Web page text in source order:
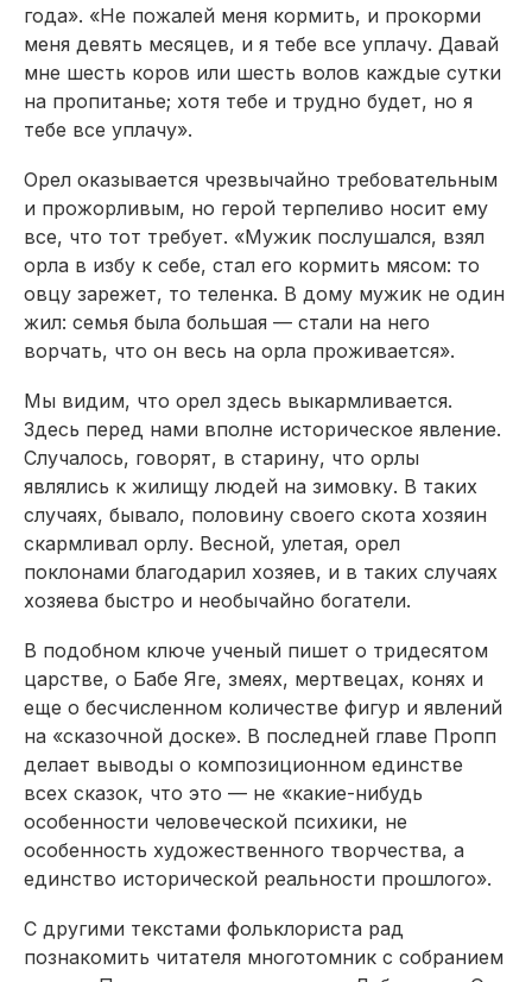
года». «Не пожалей меня кормить, и прокорми
меня девять месяцев, и я тебе все уплачу. Давай
мне шесть коров или шесть волов каждые сутки
на пропитанье; хотя тебе и трудно будет, но я
тебе все уплачу».
Орел оказывается чрезвычайно требовательным
и прожорливым, но герой терпеливо носит ему
все, что тот требует. «Мужик послушался, взял
орла в избу к себе, стал его кормить мясом: то
овцу зарежет, то теленка. В дому мужик не один
жил: семья была большая — стали на него
ворчать, что он весь на орла проживается».
Мы видим, что орел здесь выкармливается.
Здесь перед нами вполне историческое явление.
Случалось, говорят, в старину, что орлы
являлись к жилищу людей на зимовку. В таких
случаях, бывало, половину своего скота хозяин
скармливал орлу. Весной, улетая, орел
поклонами благодарил хозяев, и в таких случаях
хозяева быстро и необычайно богатели.
В подобном ключе ученый пишет о тридесятом
царстве, о Бабе Яге, змеях, мертвецах, конях и
еще о бесчисленном количестве фигур и явлений
на «сказочной доске». В последней главе Пропп
делает выводы о композиционном единстве
всех сказок, что это — не «какие-нибудь
особенности человеческой психики, не
особенность художественного творчества, а
единство исторической реальности прошлого».
С другими текстами фольклориста рад
познакомить читателя многотомник с собранием